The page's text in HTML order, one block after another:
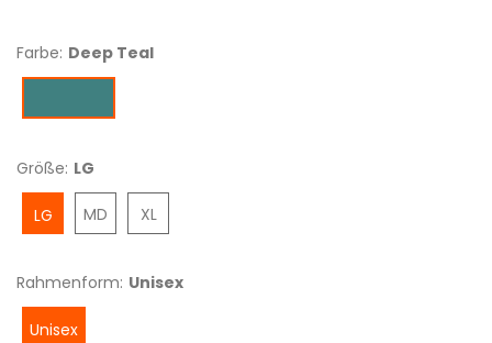
Farbe: Deep Teal
Größe: LG
LG MD XL
Rahmenform: Unisex
Unisex